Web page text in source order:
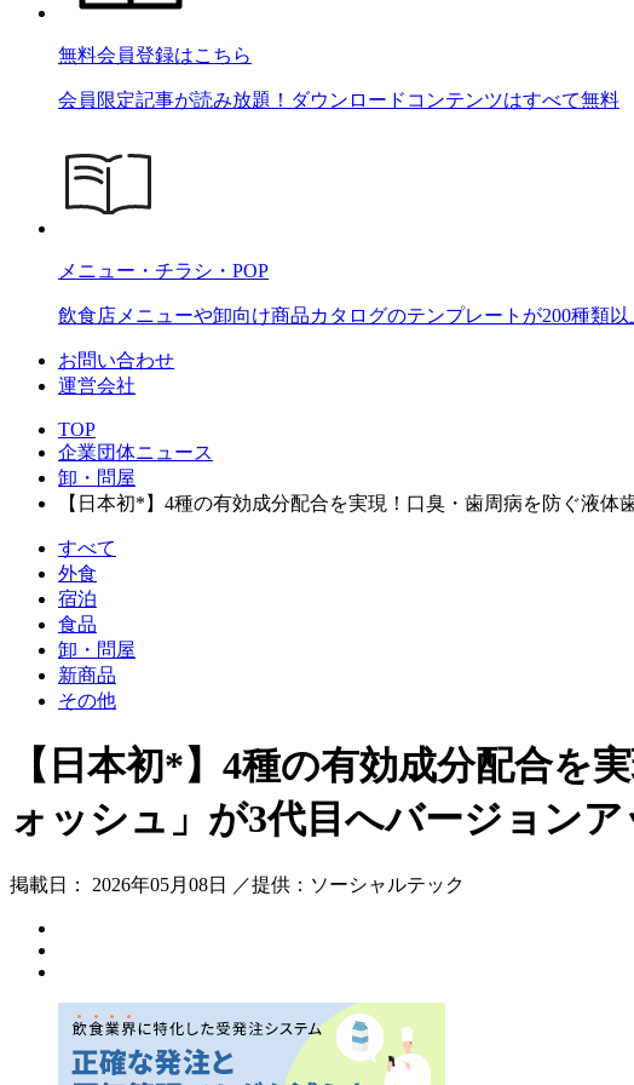
無料会員登録はこちら
会員限定記事が読み放題！ダウンロードコンテンツはすべて無料
メニュー・チラシ・POP
飲食店メニューや卸向け商品カタログのテンプレートが200種類以
お問い合わせ
運営会社
TOP
企業団体ニュース
卸・問屋
【日本初*】4種の有効成分配合を実現！口臭・歯周病を防ぐ液
すべて
外食
宿泊
食品
卸・問屋
新商品
その他
【日本初*】4種の有効成分配合を
ォッシュ」が3代目へバージョンア
掲載日： 2026年05月08日 ／提供：ソーシャルテック